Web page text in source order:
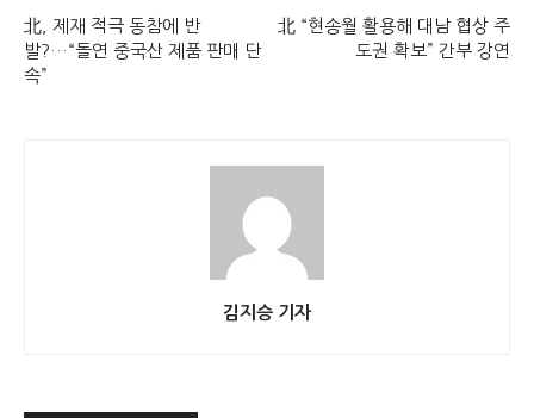
北, 제재 적극 동참에 반
발?…“돌연 중국산 제품 판매 단
속”
北 “현송월 활용해 대남 협상 주
도권 확보” 간부 강연
김지승 기자